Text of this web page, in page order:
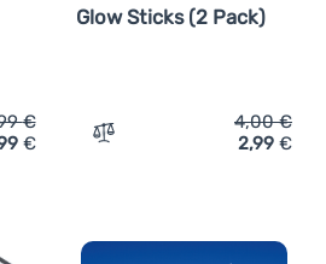
GSI Outdoors Mini-
€
€
Glow Sticks (2 Pack)
Zum Vergleich
4,00€
2,99 €